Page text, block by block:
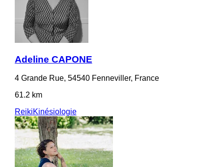
Adeline CAPONE
4 Grande Rue, 54540 Fenneviller, France
61.2 km
ReikiKinésiologie